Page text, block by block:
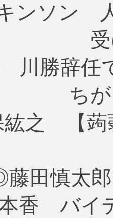
ンソン
勝辞任
ち
之 【蒟
田慎太
香 バイ